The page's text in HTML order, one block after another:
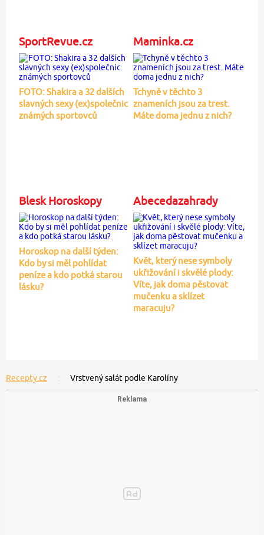
SportRevue.cz
FOTO: Shakira a 32 dalších
slavných sexy (ex)společnic
známých sportovců
Maminka.cz
Tchyně v těchto 3
znameních jsou za trest.
Máte doma jednu z nich?
Blesk Horoskopy
Horoskop na další týden:
Kdo by si měl pohlídat
peníze a kdo potká starou
lásku?
Abecedazahrady
Květ, který nese symboly
ukřižování i skvělé plody:
Víte, jak doma pěstovat
mučenku a sklízet
maracuju?
Recepty.cz Vrstvený salát podle Karolíny